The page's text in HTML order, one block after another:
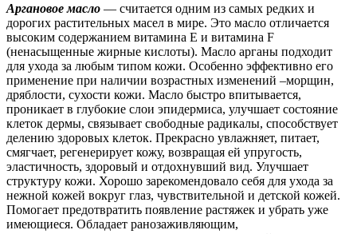
Аргановое масло — считается одним из самых редких и
дорогих растительных масел в мире. Это масло отличается
высоким содержанием витамина E и витамина F
(ненасыщенные жирные кислоты). Масло арганы подходит
для ухода за любым типом кожи. Особенно эффективно его
применение при наличии возрастных изменений –морщин,
дряблости, сухости кожи. Масло быстро впитывается,
проникает в глубокие слои эпидермиса, улучшает состояние
клеток дермы, связывает свободные радикалы, способствует
делению здоровых клеток. Прекрасно увлажняет, питает,
смягчает, регенерирует кожу, возвращая ей упругость,
эластичность, здоровый и отдохнувший вид. Улучшает
структуру кожи. Хорошо зарекомендовало себя для ухода за
нежной кожей вокруг глаз, чувствительной и детской кожей.
Помогает предотвратить появление растяжек и убрать уже
имеющиеся. Обладает ранозаживляющим,